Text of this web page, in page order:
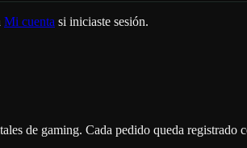
Mi cuenta si iniciaste sesión.
de gaming. Cada pedido queda